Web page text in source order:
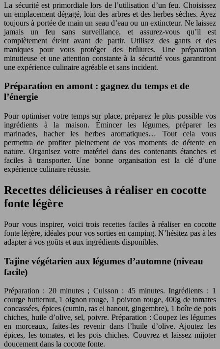
La sécurité est primordiale lors de l’utilisation d’un feu. Choisissez
un emplacement dégagé, loin des arbres et des herbes sèches. Ayez
toujours à portée de main un seau d’eau ou un extincteur. Ne laissez
jamais un feu sans surveillance, et assurez-vous qu’il est
complètement éteint avant de partir. Utilisez des gants et des
maniques pour vous protéger des brûlures. Une préparation
minutieuse et une attention constante à la sécurité vous garantiront
une expérience culinaire agréable et sans incident.
Préparation en amont : gagnez du temps et de
l’énergie
Pour optimiser votre temps sur place, préparez le plus possible vos
ingrédients à la maison. Émincer les légumes, préparer les
marinades, hacher les herbes aromatiques… Tout cela vous
permettra de profiter pleinement de vos moments de détente en
nature. Organisez votre matériel dans des contenants étanches et
faciles à transporter. Une bonne organisation est la clé d’une
expérience culinaire réussie.
Recettes délicieuses à réaliser en cocotte
fonte légère
Pour vous inspirer, voici trois recettes faciles à réaliser en cocotte
fonte légère, idéales pour vos sorties en camping. N’hésitez pas à les
adapter à vos goûts et aux ingrédients disponibles.
Tajine végétarien aux légumes d’automne (niveau
facile)
Préparation : 20 minutes ; Cuisson : 45 minutes. Ingrédients : 1
courge butternut, 1 oignon rouge, 1 poivron rouge, 400g de tomates
concassées, épices (cumin, ras el hanout, gingembre), 1 boîte de pois
chiches, huile d’olive, sel, poivre. Préparation : Coupez les légumes
en morceaux, faites-les revenir dans l’huile d’olive. Ajoutez les
épices, les tomates, et les pois chiches. Couvrez et laissez mijoter
doucement dans la cocotte fonte.